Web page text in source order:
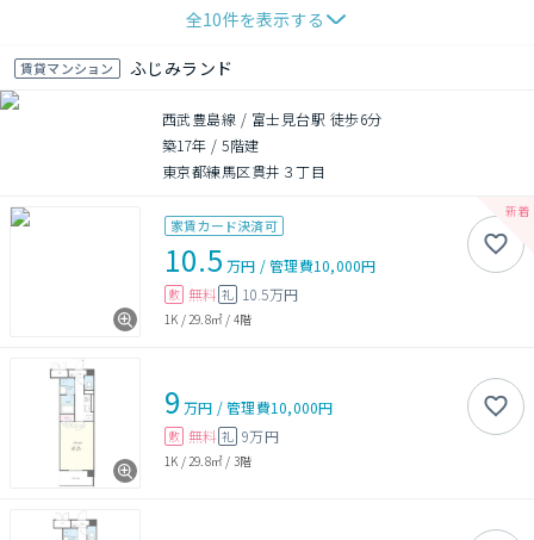
全10件を表示する
賃貸マンション ふじみランド
西武豊島線 / 富士見台駅 徒歩6分
築17年 /5階建
東京都練馬区貫井３丁目
家賃カード決済可
10.5 万円 /管理費10,000円
敷 無料 礼 10.5万円
1K /29.8㎡ / 4階
9 万円 /管理費10,000円
敷 無料 礼 9万円
1K / 29.8㎡ / 3階